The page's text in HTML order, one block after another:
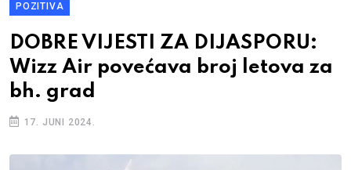
POZITIVA
DOBRE VIJESTI ZA DIJASPORU:
Wizz Air povećava broj letova za
bh. grad
17. JUNI 2024.